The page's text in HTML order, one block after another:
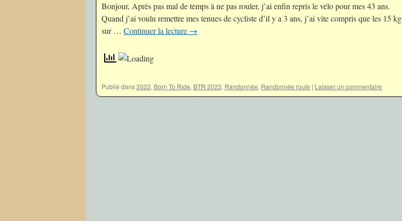
Bonjour, Après pas mal de temps à ne pas rouler, j’ai enfin repris le vélo pour mes 43 ans.
Quand j’ai voulu remettre mes tenues de cycliste d’il y a 3 ans, j’ai vite compris que les 15 kg
sur … Continuer la lecture →
Publié dans2022, Born To Ride, BTR 2023, Randonnée, Randonnée route | Laisser un commentaire